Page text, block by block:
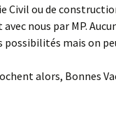
Civil ou de
nous par MP.
possibilités mais on
alors, Bonnes